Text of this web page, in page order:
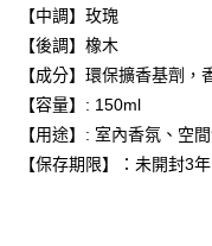
4.訂單成立30分鐘內，如未
消。如遇「轉專審核」未通
法說明評估內容。
【繳款方式說明】
1.分期款項不併入電信帳單
2.透過簡訊連結打開帳單後
帳／街口支付／iPASS
１．簡單：不需註冊會員、
２．便利：只要手機號碼，
３．安心：先確認商品／服
【「AFTEE先享後付」結帳流
１．於結帳方式選擇「
２．訂單成立數日內，您將
運送方式
付款後全家取貨
每筆NT$70，滿NT$899(
付款後7-11取貨
【中調】玫瑰
【後調】橡木
【成分】環保擴香基劑，
【容量】: 150ml
【用途】: 室內香氛、空
【保存期限】：未開封3年